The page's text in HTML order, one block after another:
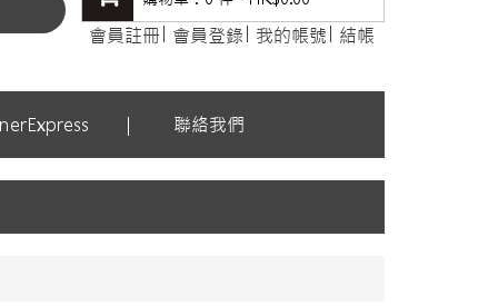
會員註冊 會員登錄 我的帳號 結帳
聯絡我們